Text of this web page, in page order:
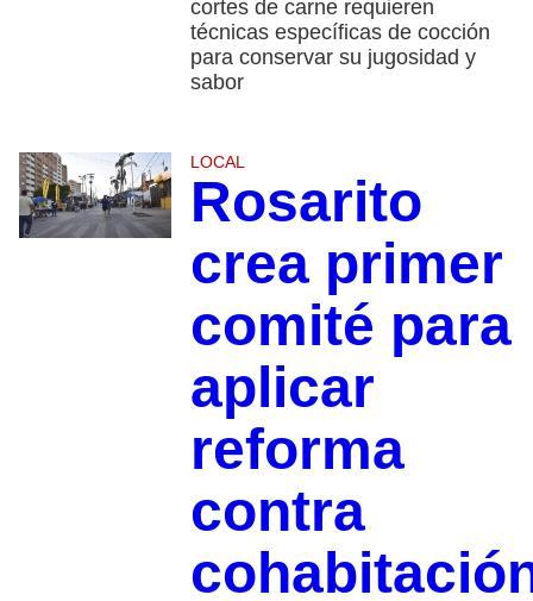
cortes de carne requieren
técnicas específicas de cocción
para conservar su jugosidad y
sabor
LOCAL
Rosarito
crea primer
comité para
aplicar
reforma
contra